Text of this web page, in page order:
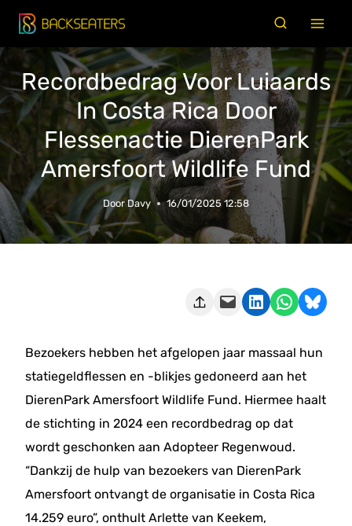
Doorgaan
naar
inhoud
Recordbedrag Voor Luiaards
In Costa Rica Door
Flessenactie DierenPark
Amersfoort Wildlife Fund
Door Davy 16/01/2025 12:58
Deze pagina e-mailen Delen op LinkedIn Delen via WhatsApp Share on Bluesky
Bezoekers hebben het afgelopen jaar massaal hun
statiegeldflessen en -blikjes gedoneerd aan het
DierenPark Amersfoort Wildlife Fund. Hiermee haalt
de stichting in 2024 een recordbedrag op dat
wordt geschonken aan Adopteer Regenwoud.
“Dankzij de hulp van bezoekers van DierenPark
Amersfoort ontvangt de organisatie in Costa Rica
14.259 euro”, onthult Arlette van Keekem,